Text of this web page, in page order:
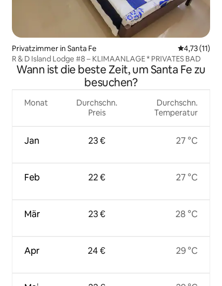
Privatzimmer in Santa Fe
4,73 (11)
R & D Island Lodge #8 – KLIMAANLAGE * PRIVATES BAD
Wann ist die beste Zeit, um Santa Fe zu
besuchen?
Monat
Jan
Feb
Mär
Apr
Durchschn.
Preis
23 €
22 €
23 €
24 €
Durchschn.
Temperatur
27 °C
27 °C
28 °C
29 °C